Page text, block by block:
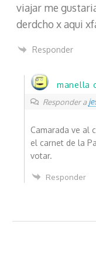
viajar me
derdcho x aqui
Responder
manella
Responder a
Camarada ve al
el carnet de la
votar.
Responder